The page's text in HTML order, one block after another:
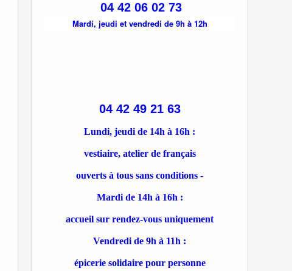
04 42 06 02 73
Mardi, jeudi et vendredi de 9h à 12h
04 42 49 21 63
Lundi, jeudi de 14h à 16h :
vestiaire, atelier de français
ouverts à tous sans conditions -
Mardi de 14h à 16h :
accueil sur rendez-vous uniquement
Vendredi de 9h à 11h :
épicerie solidaire pour personne